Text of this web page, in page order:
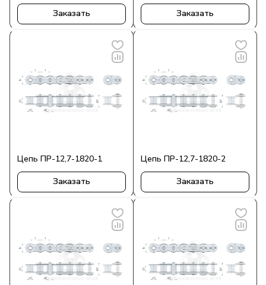
Заказать Заказать
Цепь ПР-12,7-1820-1
Заказать
Цепь ПР-12,7-1820-2
Заказать